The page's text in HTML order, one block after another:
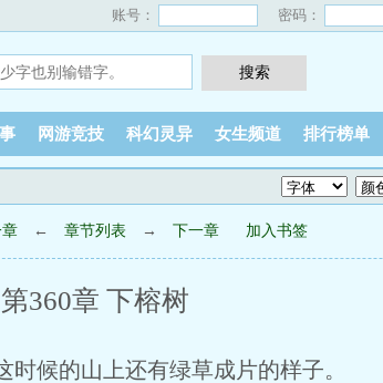
账号： 密码：
网游竞技 科幻灵异 女生频道 排行榜单
← 章节列表 → 下一章 加入书签
第360章 下榕树
候的山上还有绿草成片的样子。